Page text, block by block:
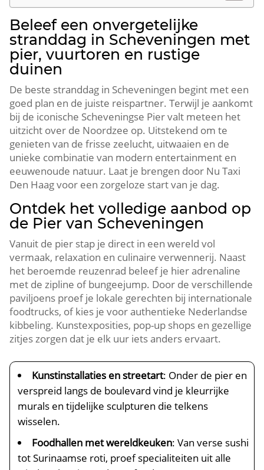
Beleef een onvergetelijke
stranddag in Scheveningen met
pier, vuurtoren en rustige
duinen
De beste stranddag in Scheveningen begint met een
goed plan en de juiste reispartner.​ Terwijl je aankomt
bij de iconische Scheveningse Pier valt meteen het
uitzicht over de Noordzee op.​ Uitstekend om te
genieten van de frisse zeelucht, uitwaaien en de
unieke combinatie van modern entertainment en
eeuwenoude natuur.​ Laat je brengen door Nu Taxi
Den Haag voor een zorgeloze start van je dag.​
Ontdek het volledige aanbod op
de Pier van Scheveningen
Vanuit de pier stap je direct in een wereld vol
vermaak, relaxation en culinaire verwennerij.​ Naast
het beroemde reuzenrad beleef je hier adrenaline
met de zipline of bungeejump.​ Door de verschillende
paviljoens proef je lokale gerechten bij internationale
foodtrucks, of kies je voor authentieke Nederlandse
kibbeling.​ Kunstexposities, pop-up shops en gezellige
zitjes zorgen dat je elk uur iets anders ervaart.​
Kunstinstallaties en streetart: Onder de pier en
verspreid langs de boulevard vind je kleurrijke
murals en tijdelijke sculpturen die telkens
wisselen.​
Foodhallen met wereldkeuken: Van verse sushi
tot Surinaamse roti, proef specialiteiten uit alle